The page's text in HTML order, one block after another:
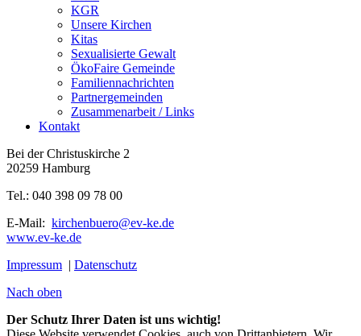
KGR
Unsere Kirchen
Kitas
Sexualisierte Gewalt
ÖkoFaire Gemeinde
Familiennachrichten
Partnergemeinden
Zusammenarbeit / Links
Kontakt
Bei der Christuskirche 2
20259 Hamburg
Tel.: 040 398 09 78 00
E-Mail: kirchenbuero@ev-ke.de
www.ev-ke.de
Impressum | Datenschutz
Nach oben
Der Schutz Ihrer Daten ist uns wichtig!